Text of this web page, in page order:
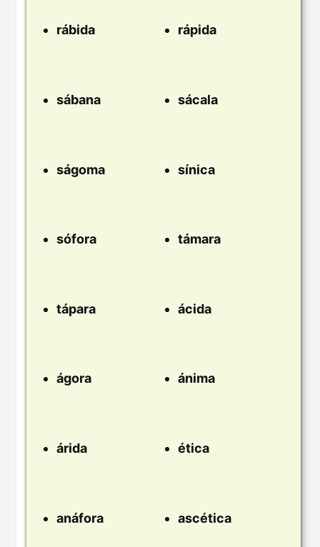
rábida rápida
sábana sácala
ságoma sínica
sófora támara
tápara ácida
ágora ánima
árida ética
anáfora ascética